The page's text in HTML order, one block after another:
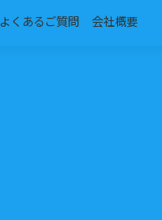
よくあるご質問 会社概要